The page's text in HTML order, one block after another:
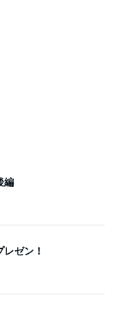
編
ゼン！